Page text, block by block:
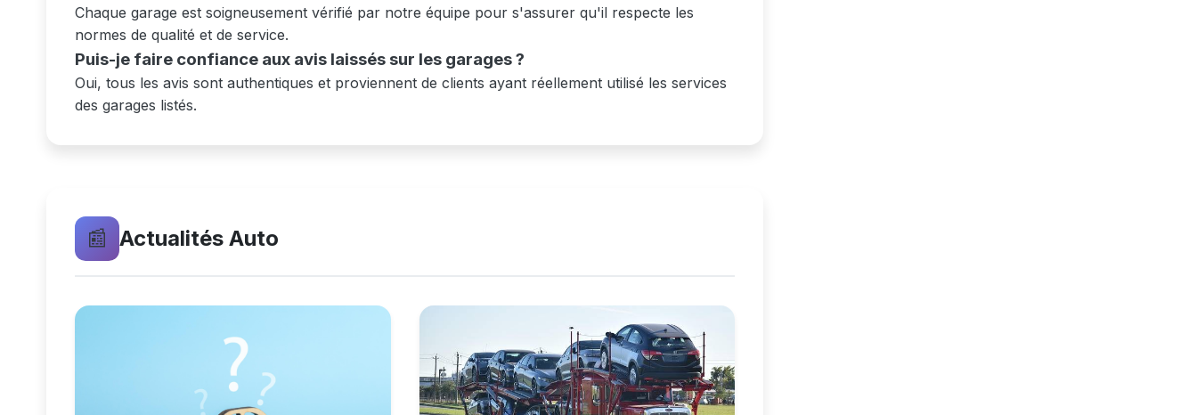
Chaque garage est soigneusement vérifié par notre équipe pour s'assurer qu'il respecte les
normes de qualité et de service.
Puis-je faire confiance aux avis laissés sur les garages ?
Oui, tous les avis sont authentiques et proviennent de clients ayant réellement utilisé les services
des garages listés.
📰 Actualités Auto